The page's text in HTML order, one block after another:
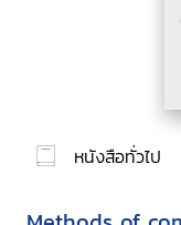
หนังสือทั่วไป